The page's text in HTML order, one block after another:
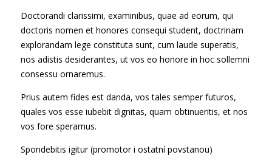
Doctorandi clarissimi, examinibus, quae ad eorum, qui
doctoris nomen et honores consequi student, doctrinam
explorandam lege constituta sunt, cum laude superatis,
nos adistis desiderantes, ut vos eo honore in hoc sollemni
consessu ornaremus.
Prius autem fides est danda, vos tales semper futuros,
quales vos esse iubebit dignitas, quam obtinueritis, et nos
vos fore speramus.
Spondebitis igitur (promotor i ostatní povstanou)